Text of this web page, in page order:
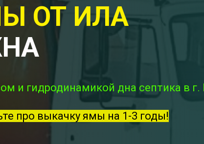
ОТ ИЛА
и гидродинамикой дна септика в
про выкачку ямы на 1-3 годы!